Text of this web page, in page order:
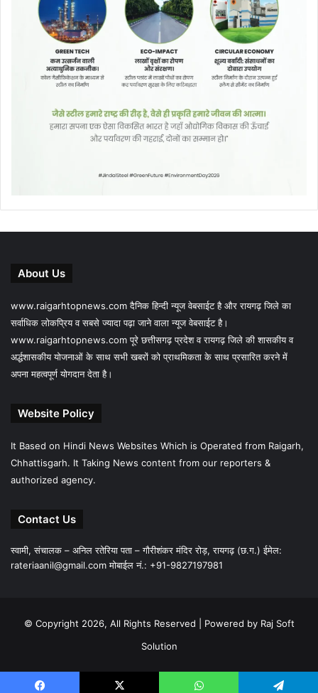
About Us
www.raigarhtopnews.com दैनिक हिन्दी न्यूज वेबसाईट है और रायगढ़ जिले का
सर्वाधिक लोकप्रिय व सबसे ज्यादा पढ़ा जाने वाला न्यूज वेबसाईट है।
www.raigarhtopnews.com पूरे छत्तीसगढ़ प्रदेश व रायगढ़ जिले की शासकीय व
अर्द्धशासकीय योजनाओं के साथ सभी खबरों को प्राथमिकता के साथ प्रसारित करने में
अपना महत्वपूर्ण योगदान देता है।
Website Policy
It Based on Hindi News Websites Which is Operated from Raigarh,
Chhattisgarh. It Taking News content from our reporters &
authorized agency.
Contact Us
स्वामी, संचालक – अनिल रतेरिया पता – गौरीशंकर मंदिर रोड़, रायगढ़ (छ.ग.) ईमेल:
rateriaanil@gmail.comमोबाईल नं.: +91-9827197981
© Copyright 2026, All Rights Reserved | Powered by Raj Soft
Solution